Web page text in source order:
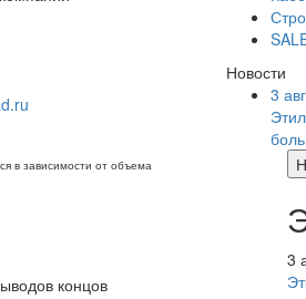
в зависимости от объема
концов
Новости
3
3